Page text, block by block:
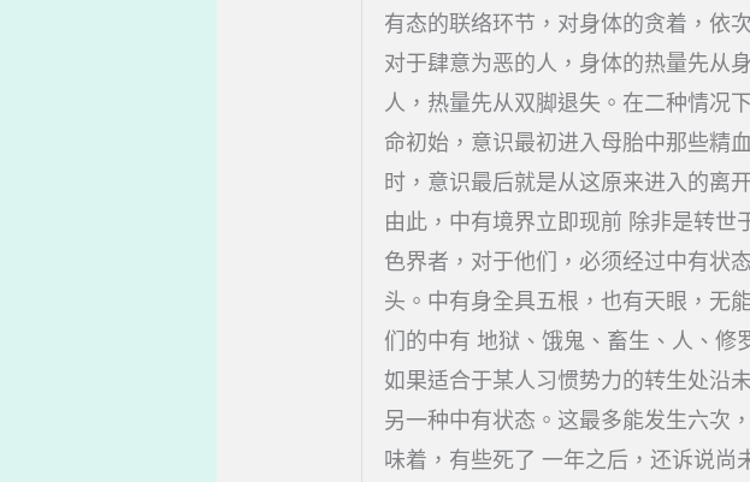
有态的联络环节，对身体的贪着，依
对于肆意为恶的人，身体的热量先从
人，热量先从双脚退失。在二种情况
命初始，意识最初进入母胎中那些精
时，意识最后就是从这原来进入的离
由此，中有境界立即现前 除非是转
色界者，对于他们，必须经过中有状
头。中有身全具五根，也有天眼，无
们的中有 地狱、饿鬼、畜生、人、修
如果适合于某人习惯势力的转生处沿
另一种中有状态。这最多能发生六次
味着，有些死了 一年之后，还诉说